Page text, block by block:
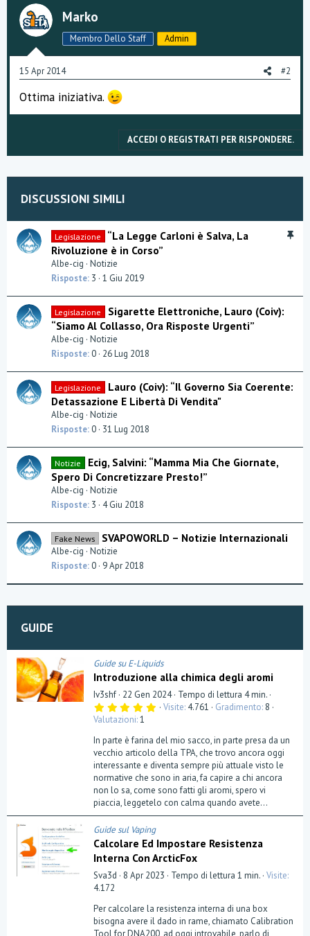
a
m
e
n
t
:
Marko
Membro Dello Staff Admin
15 Apr 2014 #2
Ottima iniziativa.
ACCEDI O REGISTRATI PER RISPONDERE.
DISCUSSIONI SIMILI
I
d
Legislazione
“La Legge Carloni è Salva, La
Rivoluzione è in Corso”
Albe-cig Notizie
Risposte 3 1 Giu 2019
Legislazione
Sigarette Elettroniche, Lauro (Coiv):
“Siamo Al Collasso, Ora Risposte Urgenti”
Albe-cig Notizie
Risposte 0 26 Lug 2018
Legislazione
Lauro (Coiv): “Il Governo Sia Coerente:
Detassazione E Libertà Di Vendita"
Albe-cig Notizie
Risposte 0 31 Lug 2018
Notizie
Ecig, Salvini: “Mamma Mia Che Giornate,
Spero Di Concretizzare Presto!”
Albe-cig Notizie
Risposte 3 4 Giu 2018
Fake News SVAPOWORLD – Notizie Internazionali
Albe-cig Notizie
Risposte 0 9 Apr 2018
GUIDE
Guide su E-Liquids
Introduzione alla chimica degli aromi
Iv3shf 22 Gen 2024 Tempo di lettura 4 min.
5
0
s
t
e
l
l
a
(
e
)
Visite 4.761 Gradimento 8
Valutazioni 1
In parte è farina del mio sacco, in parte presa da un
vecchio articolo della TPA, che trovo ancora oggi
interessante e diventa sempre più attuale visto le
normative che sono in aria, fa capire a chi ancora
non lo sa, come sono fatti gli aromi, spero vi
piaccia, leggetelo con calma quando avete...
Guide sul Vaping
Calcolare Ed Impostare Resistenza
Interna Con ArcticFox
Sva3d 8 Apr 2023 Tempo di lettura 1 min. Visite
4.172
Per calcolare la resistenza interna di una box
bisogna avere il dado in rame, chiamato Calibration
Tool for DNA200, ad oggi introvabile, parlo di